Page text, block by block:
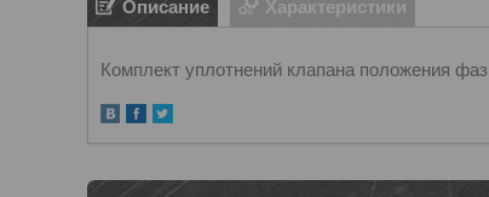
Описание Характеристики
Комплект уплотнений клапана положения